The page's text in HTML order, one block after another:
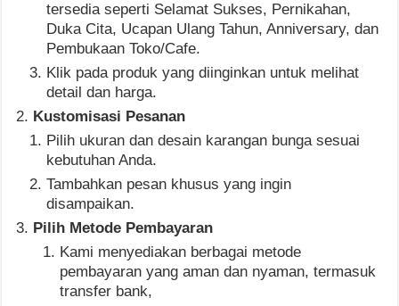
tersedia seperti Selamat Sukses, Pernikahan,
Duka Cita, Ucapan Ulang Tahun, Anniversary, dan
Pembukaan Toko/Cafe.
Klik pada produk yang diinginkan untuk melihat
detail dan harga.
Kustomisasi Pesanan
Pilih ukuran dan desain karangan bunga sesuai
kebutuhan Anda.
Tambahkan pesan khusus yang ingin
disampaikan.
Pilih Metode Pembayaran
Kami menyediakan berbagai metode
pembayaran yang aman dan nyaman, termasuk
transfer bank,